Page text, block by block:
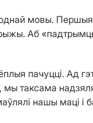
мовы.
Аб
пачуцці. Ад
таксама
нашы маці